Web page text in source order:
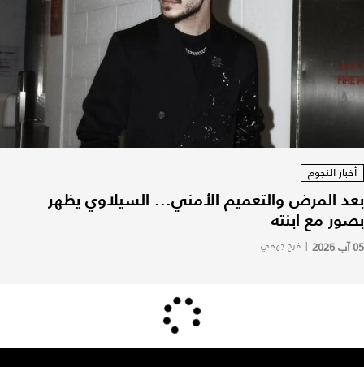
أخبار النجوم
بعد المرض والتعميم الأمني... السيلاوي يظهر
بصور مع ابنته
05 آب 2026 | فرح جهمي